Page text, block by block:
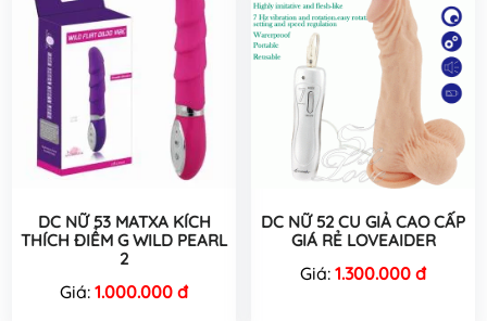
DC NỮ 53 MATXA KÍCH
THÍCH ĐIỂM G WILD PEARL
2
Giá: 1.000.000 đ
DC NỮ 52 CU GIẢ CAO CẤP
GIÁ RẺ LOVEAIDER
Giá: 1.300.000 đ